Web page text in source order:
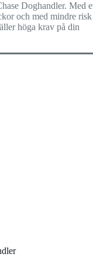
Doghandler. Med
och med mindre
höga krav på din